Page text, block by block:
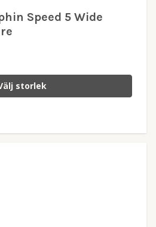
Speed 5 Wide
storlek